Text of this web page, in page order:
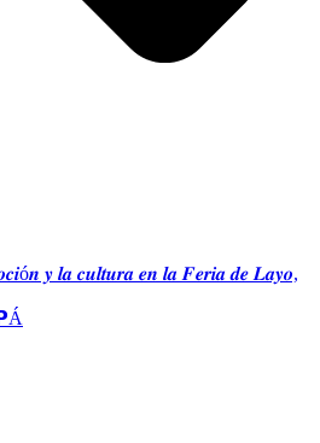
𝒚 𝒍𝒂 𝒄𝒖𝒍𝒕𝒖𝒓𝒂 𝒆𝒏 𝒍𝒂 𝑭𝒆𝒓𝒊𝒂 𝒅𝒆 𝑳𝒂𝒚𝒐,